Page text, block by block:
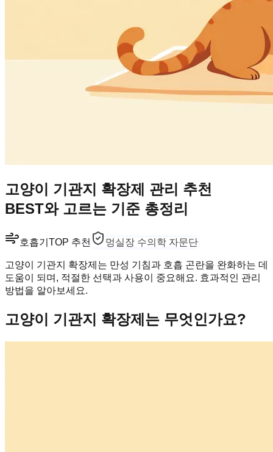
고양이 기관지 확장제 관리 추천
BEST와 고르는 기준 총정리
호흡기 TOP 추천 멍실장 수의학 자문단
고양이 기관지 확장제는 만성 기침과 호흡 곤란을 완화하는 데
도움이 되며, 적절한 선택과 사용이 중요해요. 효과적인 관리
방법을 알아보세요.
고양이 기관지 확장제는 무엇인가요?